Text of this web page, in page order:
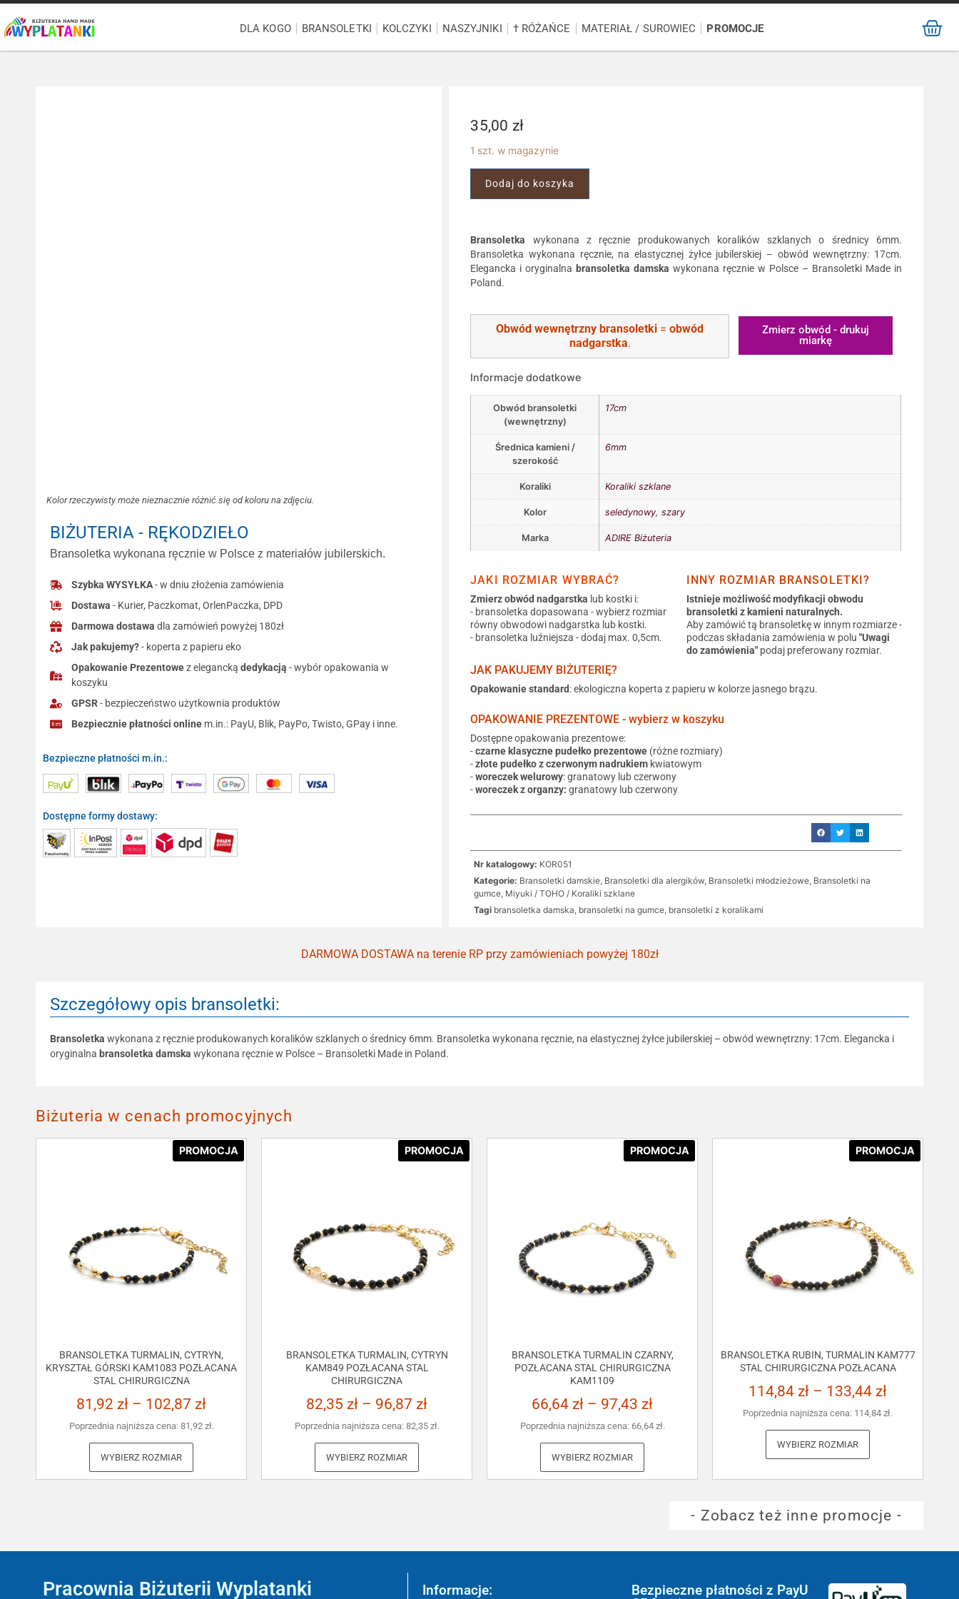
DLA KOGO BRANSOLETKI KOLCZYKI NASZYJNIKI † RÓŻAŃCE MATERIAŁ / SUROWIEC PROMOCJE
Kolor rzeczywisty może nieznacznie różnić się od koloru na zdjęciu.
BIŻUTERIA - RĘKODZIEŁO
Bransoletka wykonana ręcznie w Polsce z materiałów jubilerskich.
Szybka WYSYŁKA- w dniu złożenia zamówienia
Dostawa - Kurier, Paczkomat, OrlenPaczka, DPD
Darmowa dostawa dla zamówień powyżej 180zł
Jak pakujemy?- koperta z papieru eko
Opakowanie Prezentowez eleganckądedykacją - wybór opakowania w
koszyku
GPSR- bezpieczeństwo użytkownia produktów
Bezpiecznie płatności online m.in.: PayU, Blik, PayPo, Twisto, GPay i inne.
Bezpieczne płatności m.in.:
Dostępne formy dostawy:
35,00 zł
1 szt. w magazynie
Dodaj do koszyka
Bransoletka wykonana z ręcznie produkowanych koralików szklanych o średnicy 6mm.
Bransoletka wykonana ręcznie, na elastycznej żyłce jubilerskiej – obwód wewnętrzny: 17cm.
Elegancka i oryginalnabransoletka damska wykonana ręcznie w Polsce – Bransoletki Made in
Poland.
Obwód wewnętrzny bransoletki =obwód
nadgarstka.
Zmierz obwód - drukuj
miarkę
Informacje dodatkowe
Obwód bransoletki
(wewnętrzny)
17cm
Średnica kamieni /
szerokość
6mm
Koraliki Koraliki szklane
Kolor seledynowy,szary
Marka ADIRE Biżuteria
JAKI ROZMIAR WYBRAĆ?
Zmierz obwód nadgarstka lub kostki i:
- bransoletka dopasowana - wybierz rozmiar
równy obwodowi nadgarstka lub kostki.
- bransoletka luźniejsza - dodaj max. 0,5cm.
INNY ROZMIAR BRANSOLETKI?
Istnieje możliwość modyfikacji obwodu
bransoletki z kamieni naturalnych.
Aby zamówić tą bransoletkę w innym rozmiarze -
podczas składania zamówienia w polu "Uwagi
do zamówienia"podaj preferowany rozmiar.
JAK PAKUJEMY BIŻUTERIĘ?
Opakowanie standard: ekologiczna koperta z papieru w kolorze jasnego brązu.
OPAKOWANIE PREZENTOWE - wybierz w koszyku
Dostępne opakowania prezentowe:
-czarne klasyczne pudełko prezentowe (różne rozmiary)
-złote pudełko z czerwonym nadrukiem kwiatowym
-woreczek welurowy: granatowy lub czerwony
-woreczek z organzy: granatowy lub czerwony
Nr katalogowy: KOR051
Kategorie: Bransoletki damskie, Bransoletki dla alergików, Bransoletki młodzieżowe, Bransoletki na
gumce, Miyuki / TOHO / Koraliki szklane
Tagi bransoletka damska, bransoletki na gumce, bransoletki z koralikami
DARMOWA DOSTAWA na terenie RP przy zamówieniach powyżej 180zł
Szczegółowy opis bransoletki:
Bransoletka wykonana z ręcznie produkowanych koralików szklanych o średnicy 6mm. Bransoletka wykonana ręcznie, na elastycznej żyłce jubilerskiej – obwód wewnętrzny: 17cm. Elegancka i
oryginalna bransoletka damska wykonana ręcznie w Polsce – Bransoletki Made in Poland.
Biżuteria w cenach promocyjnych
PROMOCJA
BRANSOLETKA TURMALIN, CYTRYN,
KRYSZTAŁ GÓRSKI KAM1083 POZŁACANA
STAL CHIRURGICZNA
81,92 zł – 102,87 zł
Poprzednia najniższa cena: 81,92 zł.
WYBIERZ ROZMIAR
PROMOCJA
BRANSOLETKA TURMALIN, CYTRYN
KAM849 POZŁACANA STAL
CHIRURGICZNA
82,35 zł – 96,87 zł
Poprzednia najniższa cena: 82,35 zł.
WYBIERZ ROZMIAR
PROMOCJA
BRANSOLETKA TURMALIN CZARNY,
POZŁACANA STAL CHIRURGICZNA
KAM1109
66,64 zł – 97,43 zł
Poprzednia najniższa cena: 66,64 zł.
WYBIERZ ROZMIAR
PROMOCJA
BRANSOLETKA RUBIN, TURMALIN KAM777
STAL CHIRURGICZNA POZŁACANA
114,84 zł – 133,44 zł
Poprzednia najniższa cena: 114,84 zł.
WYBIERZ ROZMIAR
- Zobacz też inne promocje -
Pracownia Biżuterii Wyplatanki Informacje:
Bezpieczne płatności z PayU